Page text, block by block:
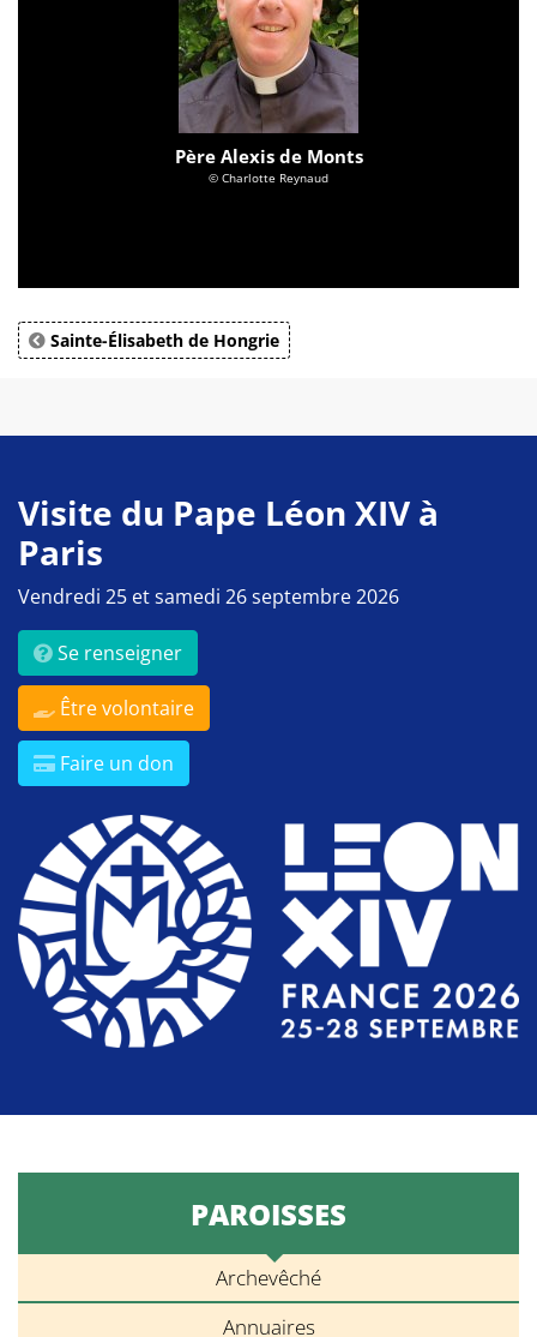
Père Alexis de Monts
© Charlotte Reynaud
Sainte-Élisabeth de Hongrie
Visite du Pape Léon XIV à
Paris
Vendredi 25 et samedi 26 septembre 2026
Se renseigner
Être volontaire
Faire un don
PAROISSES
Archevêché
Annuaires